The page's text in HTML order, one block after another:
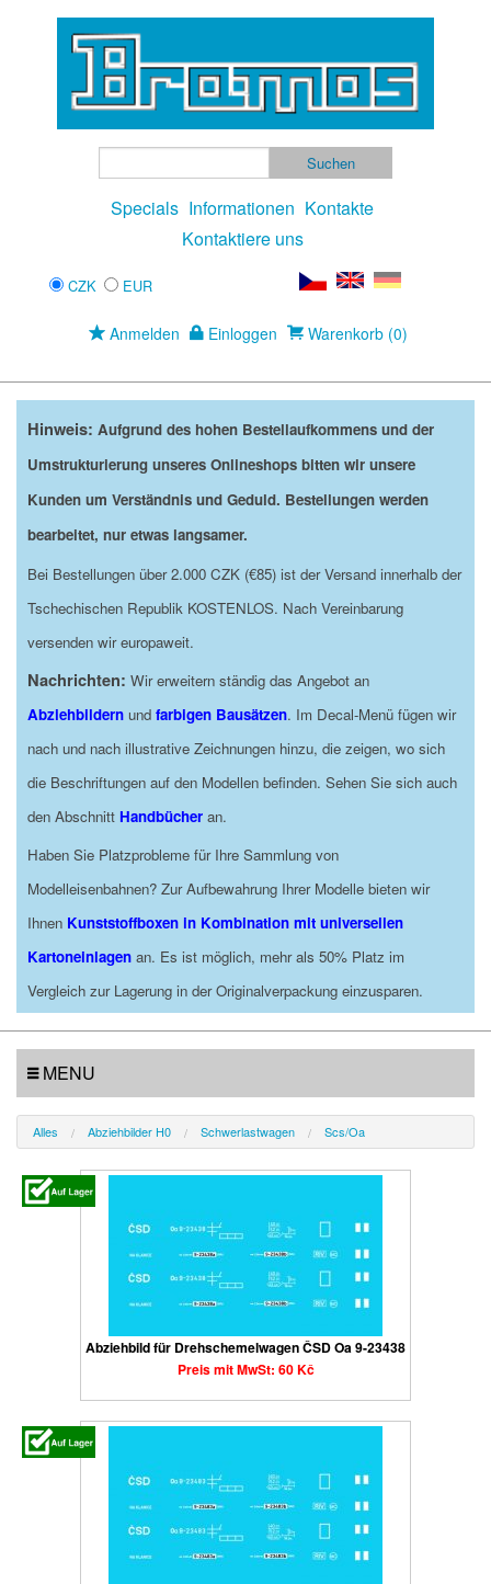
Specials Informationen Kontakte
Kontaktiere uns
CZK EUR
Anmelden Einloggen Warenkorb (0)
Hinweis: Aufgrund des hohen Bestellaufkommens und der
Umstrukturierung unseres Onlineshops bitten wir unsere
Kunden um Verständnis und Geduld. Bestellungen werden
bearbeitet, nur etwas langsamer.
Bei Bestellungen über 2.000 CZK (€85) ist der Versand innerhalb der
Tschechischen Republik KOSTENLOS. Nach Vereinbarung
versenden wir europaweit.
Nachrichten: Wir erweitern ständig das Angebot an
Abziehbildern und farbigen Bausätzen. Im Decal-Menü fügen wir
nach und nach illustrative Zeichnungen hinzu, die zeigen, wo sich
die Beschriftungen auf den Modellen befinden. Sehen Sie sich auch
den Abschnitt Handbücher an.
Haben Sie Platzprobleme für Ihre Sammlung von
Modelleisenbahnen? Zur Aufbewahrung Ihrer Modelle bieten wir
Ihnen Kunststoffboxen in Kombination mit universellen
Kartoneinlagen an. Es ist möglich, mehr als 50% Platz im
Vergleich zur Lagerung in der Originalverpackung einzusparen.
MENU
Alles Abziehbilder H0 Schwerlastwagen Scs/Oa
Abziehbild für Drehschemelwagen ČSD Oa 9-23438
Preis mit MwSt: 60 Kč